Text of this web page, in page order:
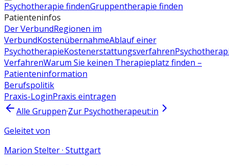
Psychotherapie findenGruppentherapie finden
Patienteninfos
Der VerbundRegionen im
VerbundKostenübernahmeAblauf einer
PsychotherapieKostenerstattungsverfahren
VerfahrenWarum Sie keinen Therapieplatz finden –
Patienteninformation
Berufspolitik
Praxis-LoginPraxis eintragen
Alle Gruppen·Zur Psychotherapeut:in
Geleitet von
Marion Stelter· Stuttgart